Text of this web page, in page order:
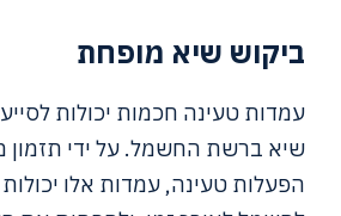
ביקוש שיא מופחת
עמדות טעינה חכמות יכולות
שיא ברשת החשמל. על ידי תזמון
הפעלות טעינה, עמדות אלו